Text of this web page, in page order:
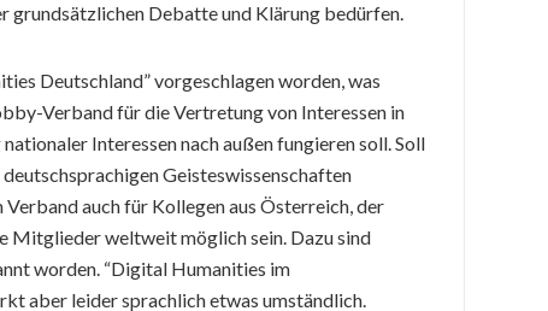
grundsätzlichen Debatte und Klärung bedürfen.
Deutschland” vorgeschlagen worden, was
Verband für die Vertretung von Interessen in
Interessen nach außen fungieren soll. Soll
Geisteswissenschaften
auch für Kollegen aus Österreich, der
Mitglieder weltweit möglich sein. Dazu sind
worden. “Digital Humanities im
aber leider sprachlich etwas umständlich.